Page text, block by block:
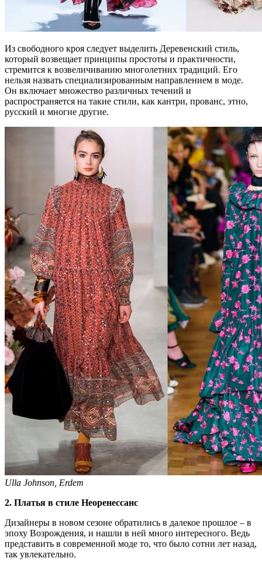
Из свободного кроя следует выделить Деревенский стиль,
который возвещает принципы простоты и практичности,
стремится к возвеличиванию многолетних традиций. Его
нельзя назвать специализированным направлением в моде.
Он включает множество различных течений и
распространяется на такие стили, как кантри, прованс, этно,
русский и многие другие.
Ulla Johnson, Erdem
2. Платья в стиле Неоренессанс
Дизайнеры в новом сезоне обратились в далекое прошлое – в
эпоху Возрождения, и нашли в ней много интересного. Ведь
представить в современной моде то, что было сотни лет назад,
так увлекательно.